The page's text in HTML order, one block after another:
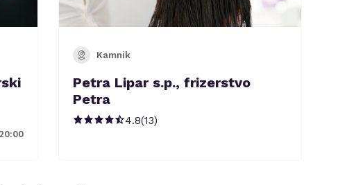
Kamnik
Petra Lipar s.p., frizerstvo
Petra
4.8(13)